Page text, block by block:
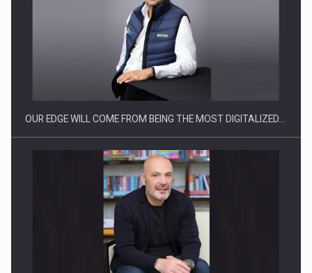
Producatorii si comerciantii care nu se supun noilor
Proteinmaxxing and the Future of Protein Demand
OUR EDGE WILL COME FROM BEING THE MOST DIGITALIZED…